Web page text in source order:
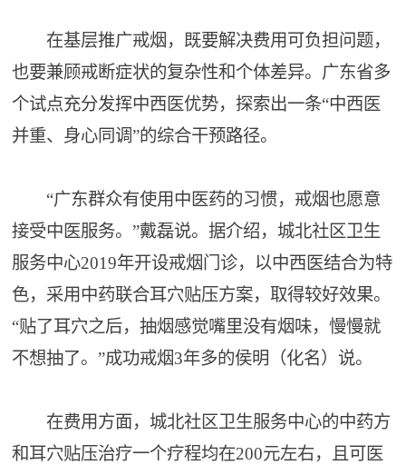
在基层推广戒烟，既要解决费用可负担问题，
也要兼顾戒断症状的复杂性和个体差异。广东省多
个试点充分发挥中西医优势，探索出一条“中西医
并重、身心同调”的综合干预路径。
“广东群众有使用中医药的习惯，戒烟也愿意
接受中医服务。”戴磊说。据介绍，城北社区卫生
服务中心2019年开设戒烟门诊，以中西医结合为特
色，采用中药联合耳穴贴压方案，取得较好效果。
“贴了耳穴之后，抽烟感觉嘴里没有烟味，慢慢就
不想抽了。”成功戒烟3年多的侯明（化名）说。
在费用方面，城北社区卫生服务中心的中药方
和耳穴贴压治疗一个疗程均在200元左右，且可医